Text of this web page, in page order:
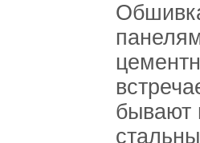
бывают